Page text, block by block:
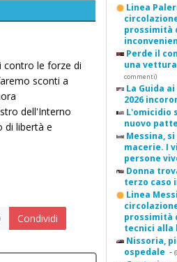
contro le forze di
sconti a
dell'Interno
di libertà e
Condividi
Linea
prossimità
Perde il
una
commenti)
La Guida
2026
L'omicidio
nuovo
Messina,
macerie. I
persone
Donna
terzo caso
Linea
prossimità
tecnici alla
Nissoria,
ospedale -